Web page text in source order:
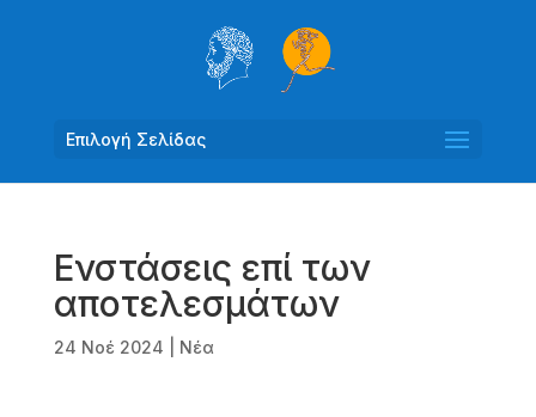
Επιλογή Σελίδας
Ενστάσεις επί των
αποτελεσμάτων
24 Νοέ 2024 Νέα